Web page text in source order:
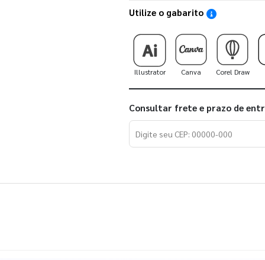
Utilize o gabarito Saiba como
Illustrator Canva Corel Draw
Consultar frete e prazo de